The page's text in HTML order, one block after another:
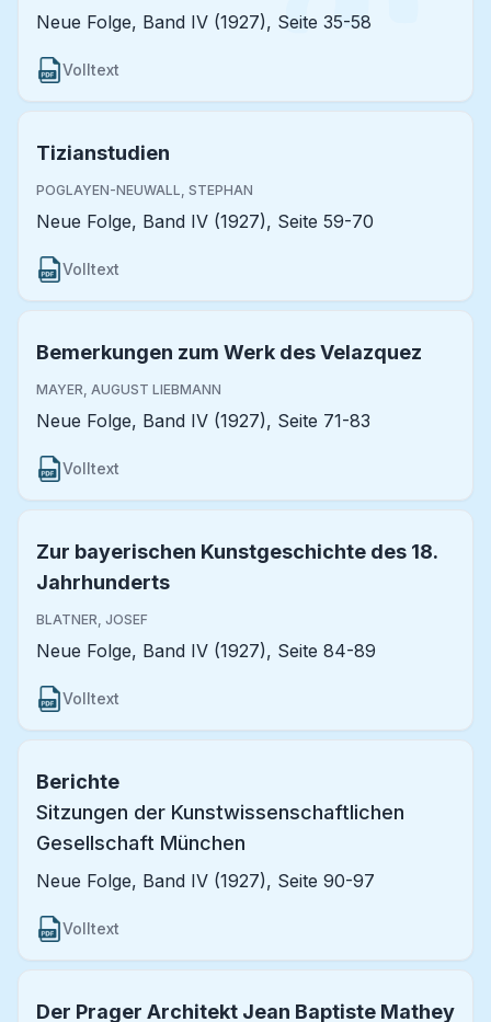
Neue Folge, Band IV (1927), Seite 35-58
Volltext
Tizianstudien
POGLAYEN-NEUWALL, STEPHAN
Neue Folge, Band IV (1927), Seite 59-70
Volltext
Bemerkungen zum Werk des Velazquez
MAYER, AUGUST LIEBMANN
Neue Folge, Band IV (1927), Seite 71-83
Volltext
Zur bayerischen Kunstgeschichte des 18.
Jahrhunderts
BLATNER, JOSEF
Neue Folge, Band IV (1927), Seite 84-89
Volltext
Berichte
Sitzungen der Kunstwissenschaftlichen
Gesellschaft München
Neue Folge, Band IV (1927), Seite 90-97
Volltext
Der Prager Architekt Jean Baptiste Mathey